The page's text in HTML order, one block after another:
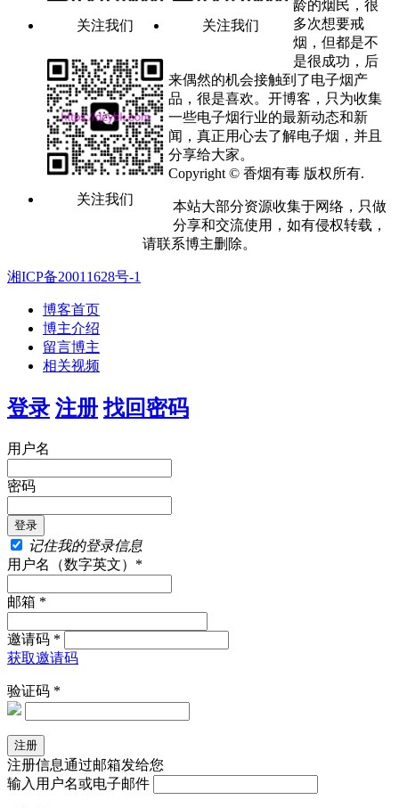
关注我们 关注我们
关注我们
龄的烟民，很
多次想要戒
烟，但都是不
是很成功，后
来偶然的机会接触到了电子烟产
品，很是喜欢。开博客，只为收集
一些电子烟行业的最新动态和新
闻，真正用心去了解电子烟，并且
分享给大家。
Copyright © 香烟有毒 版权所有.
本站大部分资源收集于网络，只做
分享和交流使用，如有侵权转载，
请联系博主删除。
湘ICP备20011628号-1
博客首页
博主介绍
留言博主
相关视频
登录 注册 找回密码
用户名
密码
记住我的登录信息
用户名（数字英文）*
邮箱 *
邀请码 *
获取邀请码
验证码 *
注册信息通过邮箱发给您
输入用户名或电子邮件